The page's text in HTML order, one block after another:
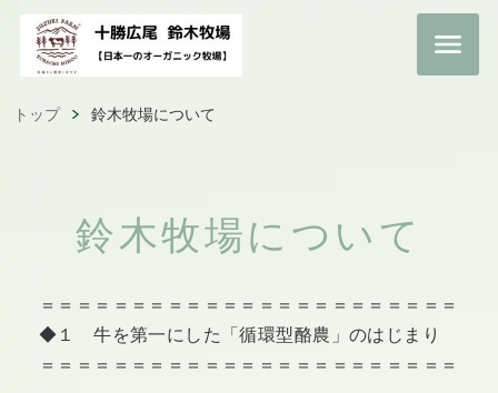
トップ 鈴木牧場について
鈴木牧場について
＝＝＝＝＝＝＝＝＝＝＝＝＝＝＝＝＝＝＝＝＝＝＝
◆１ 牛を第一にした「循環型酪農」のはじまり
＝＝＝＝＝＝＝＝＝＝＝＝＝＝＝＝＝＝＝＝＝＝＝